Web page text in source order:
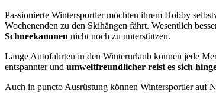
Passionierte Wintersportler möchten ihrem Hobby
Wochenenden zu den Skihängen fährt. Wesentlich
Schneekanonen nicht noch zu unterstützen.
Lange Autofahrten in den Winterurlaub können jede
entspannter und umweltfreundlicher reist es sich
Auch in puncto Ausrüstung können Wintersportler auf